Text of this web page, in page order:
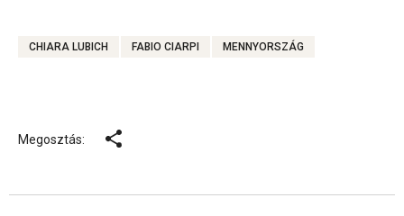
CHIARA LUBICH FABIO CIARPI MENNYORSZÁG
Megosztás: